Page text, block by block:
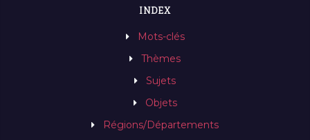
INDEX
Mots-clés
Thèmes
Sujets
Objets
Régions/Départements